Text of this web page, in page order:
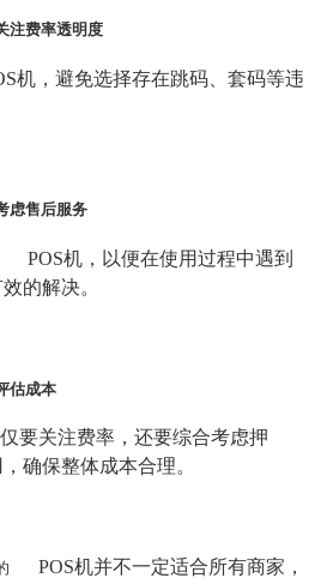
注费率透明度
机，避免选择存在跳码、套码等违
虑售后服务
POS机，以便在使用过程中遇到
的解决。
估成本
要关注费率，还要综合考虑押
确保整体成本合理。
POS机并不一定适合所有商家，